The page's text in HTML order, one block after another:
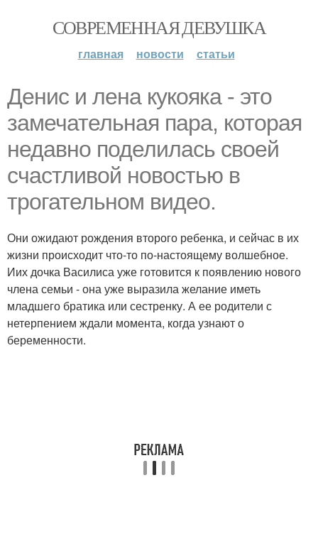
СОВРЕМЕННАЯ ДЕВУШКА
главная новости статьи
Денис и лена кукояка - это
замечательная пара, которая
недавно поделилась своей
счастливой новостью в
трогательном видео.
Они ожидают рождения второго ребенка, и сейчас в их
жизни происходит что-то по-настоящему волшебное.
Иих дочка Василиса уже готовится к появлению нового
члена семьи - она уже выразила желание иметь
младшего братика или сестренку. А ее родители с
нетерпением ждали момента, когда узнают о
беременности.